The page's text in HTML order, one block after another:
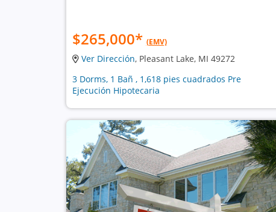
$265,000* (EMV)
Ver Dirección, Pleasant Lake, MI 49272
3 Dorms, 1 Bañ , 1,618 pies cuadrados Pre
Ejecución Hipotecaria